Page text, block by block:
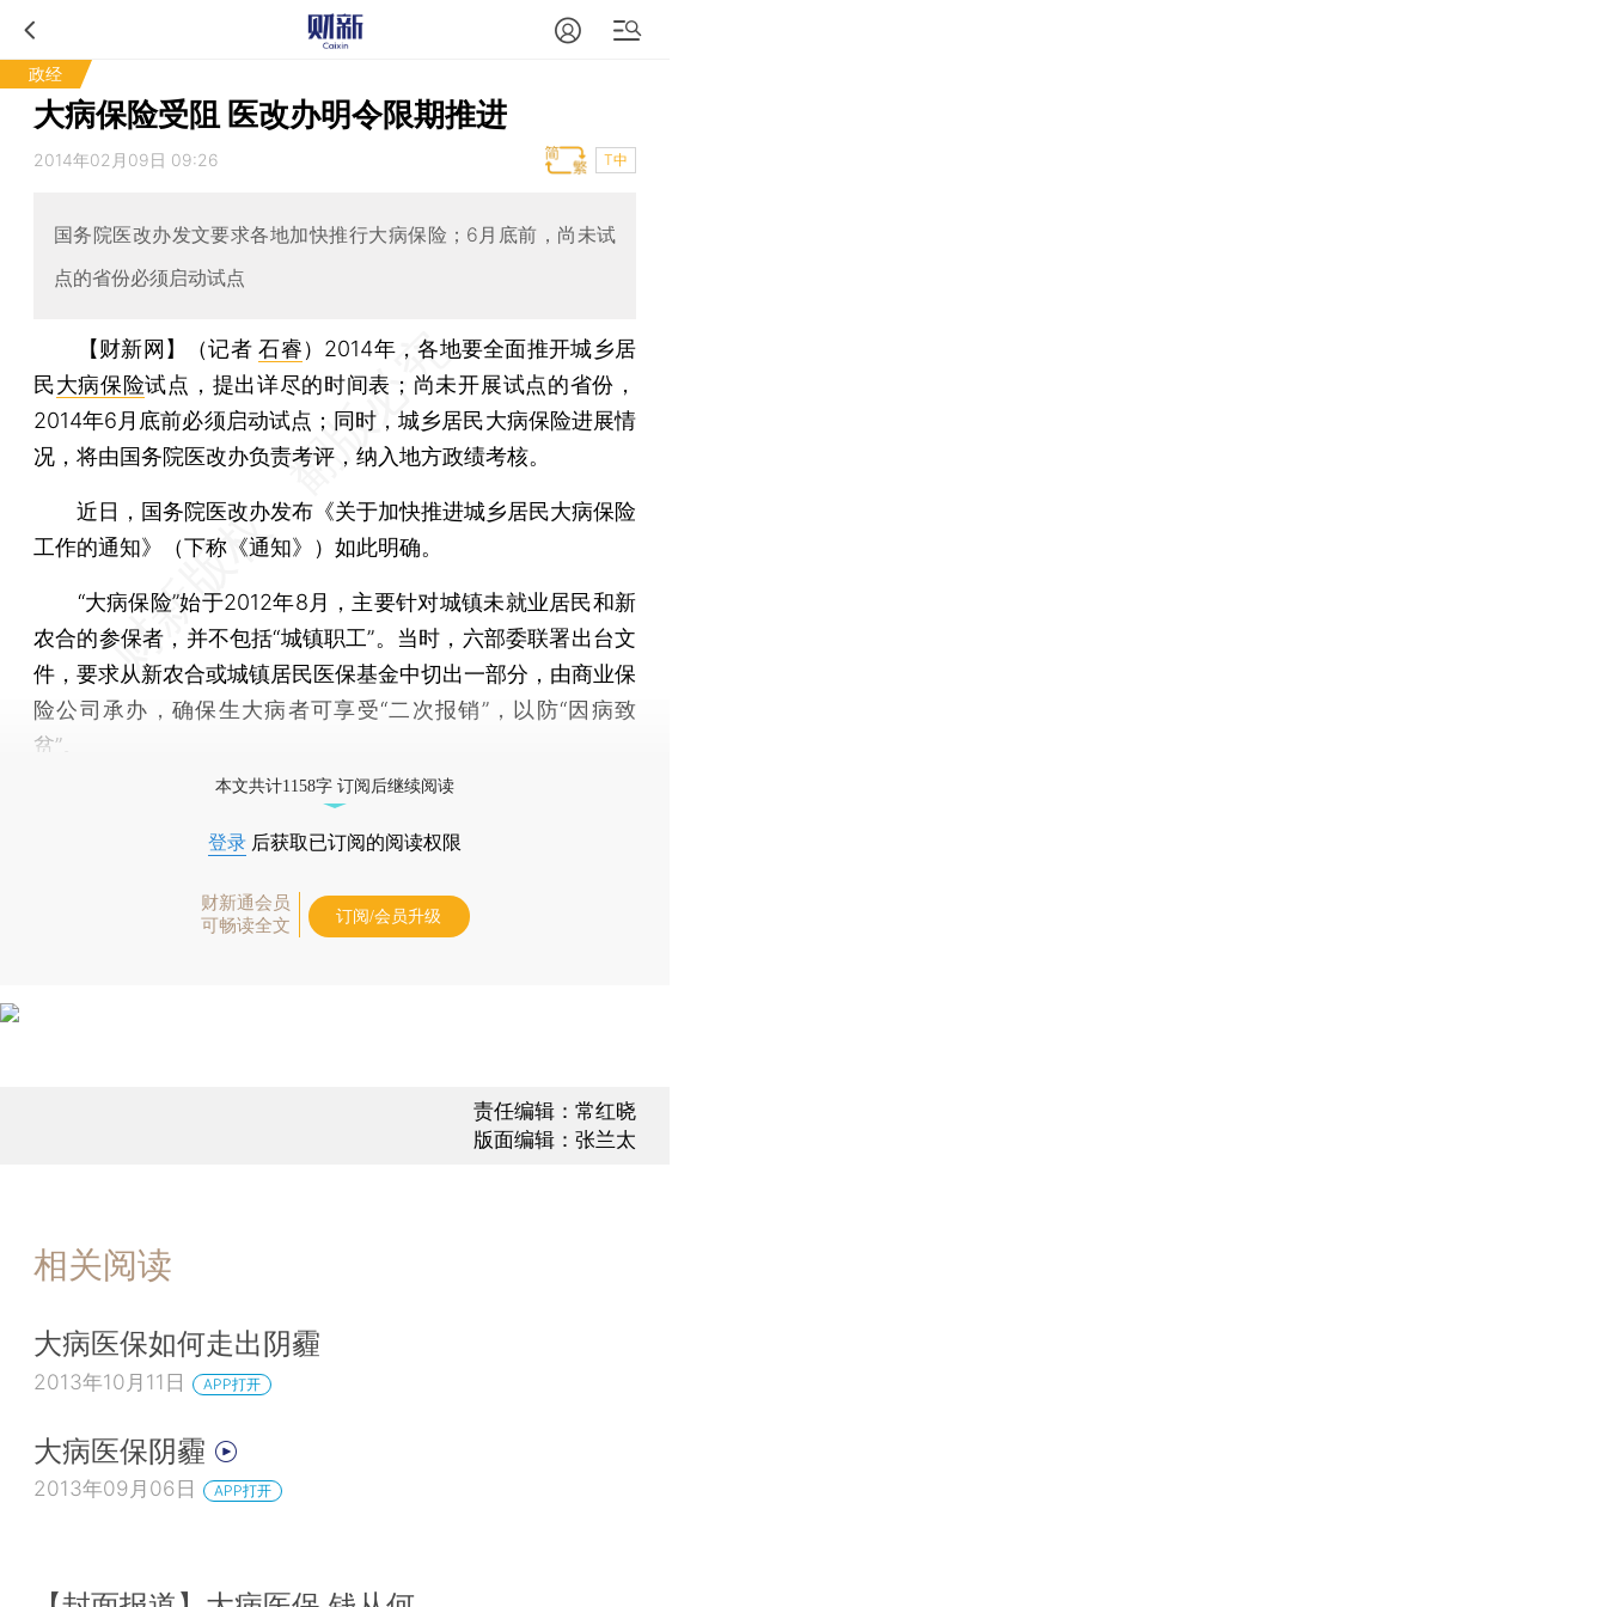
政经
大病保险受阻 医改办明令限期推进
2014年02月09日 09:26 T中
国务院医改办发文要求各地加快推行大病保险；6月底前，尚未试
点的省份必须启动试点
【财新网】（记者石睿） 2014年，各地要全面推开城乡居
民大病保险试点，提出详尽的时间表；尚未开展试点的省份，
2014年6月底前必须启动试点；同时，城乡居民大病保险进展情
况，将由国务院医改办负责考评，纳入地方政绩考核。
近日，国务院医改办发布《关于加快推进城乡居民大病保险
工作的通知》（下称《通知》）如此明确。
“大病保险”始于2012年8月，主要针对城镇未就业居民和新
农合的参保者，并不包括“城镇职工”。当时，六部委联署出台文
件，要求从新农合或城镇居民医保基金中切出一部分，由商业保
险公司承办，确保生大病者可享受“二次报销”，以防“因病致
贫”。
本文共计1158字 订阅后继续阅读
登录 后获取已订阅的阅读权限
财新通会员
可畅读全文
订阅/会员升级
责任编辑：常红晓
版面编辑：张兰太
相关阅读
大病医保如何走出阴霾
2013年10月11日 APP打开
大病医保阴霾
2013年09月06日 APP打开